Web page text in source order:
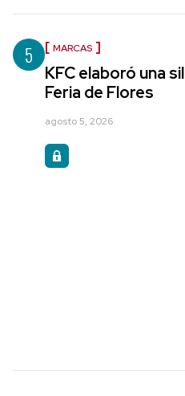
5 MARCAS
KFC elaboró una
Feria de Flores
agosto 5, 2026